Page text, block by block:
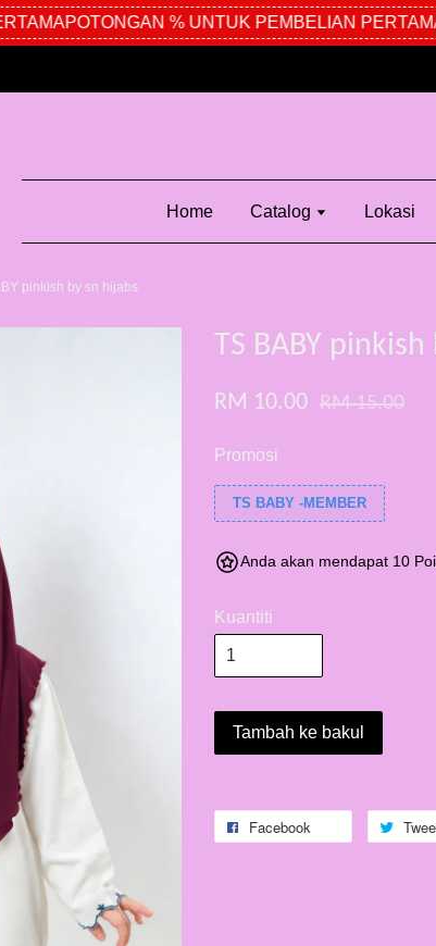
POTONGAN % UNTUK PEMBELIAN PERTAMA
Home Catalog Lokasi
pinkish by sn hijabs
TS BABY
RM 10.00 RM 15.00
Promosi
TS BABY -MEMBER
Anda akan mendapat 10
Kuantiti
Tambah ke bakul
Facebook